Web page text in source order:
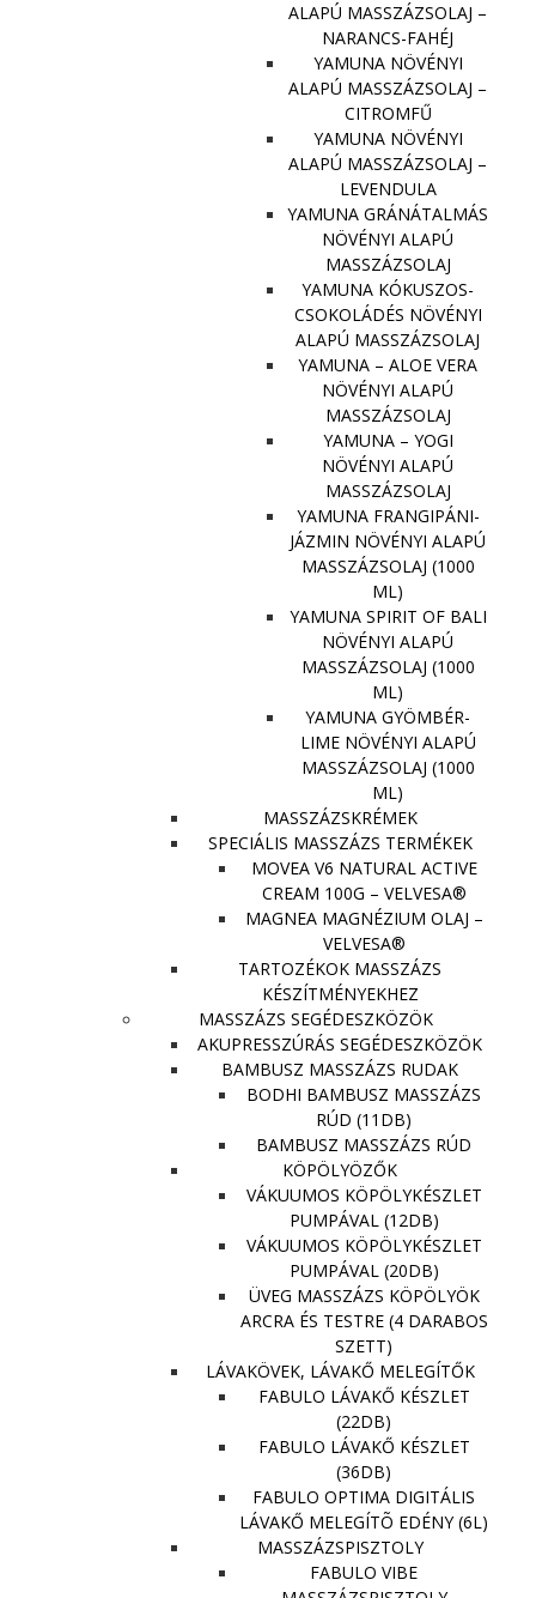
ALAPÚ MASSZÁZSOLAJ –
NARANCS-FAHÉJ
YAMUNA NÖVÉNYI
ALAPÚ MASSZÁZSOLAJ –
CITROMFŰ
YAMUNA NÖVÉNYI
ALAPÚ MASSZÁZSOLAJ –
LEVENDULA
YAMUNA GRÁNÁTALMÁS
NÖVÉNYI ALAPÚ
MASSZÁZSOLAJ
YAMUNA KÓKUSZOS-
CSOKOLÁDÉS NÖVÉNYI
ALAPÚ MASSZÁZSOLAJ
YAMUNA – ALOE VERA
NÖVÉNYI ALAPÚ
MASSZÁZSOLAJ
YAMUNA – YOGI
NÖVÉNYI ALAPÚ
MASSZÁZSOLAJ
YAMUNA FRANGIPÁNI-
JÁZMIN NÖVÉNYI ALAPÚ
MASSZÁZSOLAJ (1000
ML)
YAMUNA SPIRIT OF BALI
NÖVÉNYI ALAPÚ
MASSZÁZSOLAJ (1000
ML)
YAMUNA GYÖMBÉR-
LIME NÖVÉNYI ALAPÚ
MASSZÁZSOLAJ (1000
ML)
MASSZÁZSKRÉMEK
SPECIÁLIS MASSZÁZS TERMÉKEK
MOVEA V6 NATURAL ACTIVE
CREAM 100G – VELVESA®
MAGNEA MAGNÉZIUM OLAJ –
VELVESA®
TARTOZÉKOK MASSZÁZS
KÉSZÍTMÉNYEKHEZ
MASSZÁZS SEGÉDESZKÖZÖK
AKUPRESSZÚRÁS SEGÉDESZKÖZÖK
BAMBUSZ MASSZÁZS RUDAK
BODHI BAMBUSZ MASSZÁZS
RÚD (11DB)
BAMBUSZ MASSZÁZS RÚD
KÖPÖLYÖZŐK
VÁKUUMOS KÖPÖLYKÉSZLET
PUMPÁVAL (12DB)
VÁKUUMOS KÖPÖLYKÉSZLET
PUMPÁVAL (20DB)
ÜVEG MASSZÁZS KÖPÖLYÖK
ARCRA ÉS TESTRE (4 DARABOS
SZETT)
LÁVAKÖVEK, LÁVAKŐ MELEGÍTŐK
FABULO LÁVAKŐ KÉSZLET
(22DB)
FABULO LÁVAKŐ KÉSZLET
(36DB)
FABULO OPTIMA DIGITÁLIS
LÁVAKŐ MELEGÍTÕ EDÉNY (6L)
MASSZÁZSPISZTOLY
FABULO VIBE